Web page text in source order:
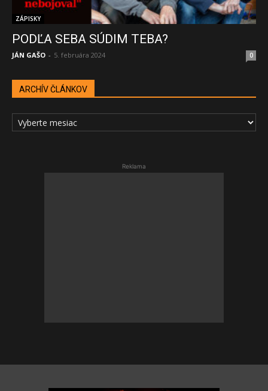
ZÁPISKY
PODĽA SEBA SÚDIM TEBA?
JÁN GAŠO - 5. februára 2024 0
ARCHÍV ČLÁNKOV
ARCHÍV
ČLÁNKOV
Reklama